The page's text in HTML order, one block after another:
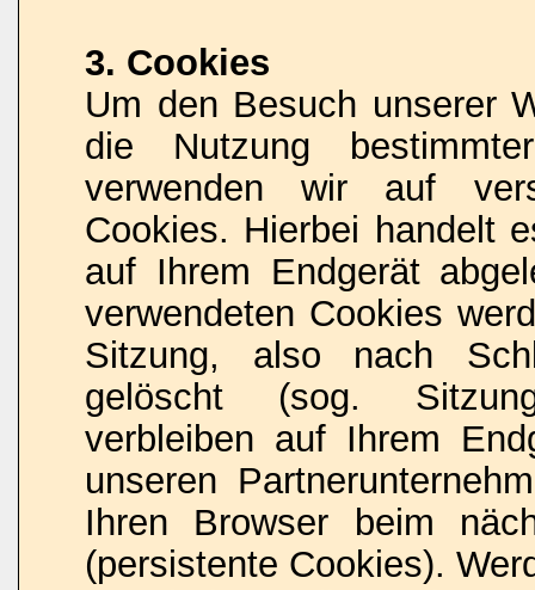
3. Cookies
Um den Besuch unserer
die Nutzung
verwenden wir auf
Cookies. Hierbei handelt
auf Ihrem Endgerät
verwendeten Cookies
Sitzung, also nach
gelöscht (sog.
verbleiben auf Ihrem
unseren
Ihren Browser beim
(persistente Cookies).